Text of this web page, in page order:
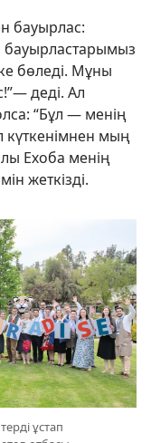
бауырлас:
бауырластарымыз
бөледі. Мұны
деді. Ал
“Бұл — менің
күткенімнен мың
Ехоба менің
жеткізді.
ұстап